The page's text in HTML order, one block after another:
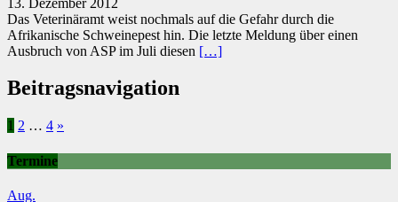
Das Veterinäramt weist nochmals auf die Gefahr durch die
Afrikanische Schweinepest hin. Die letzte Meldung über einen
Ausbruch von ASP im Juli diesen […]
Beitragsnavigation
1 2 … 4 »
Termine
Aug.